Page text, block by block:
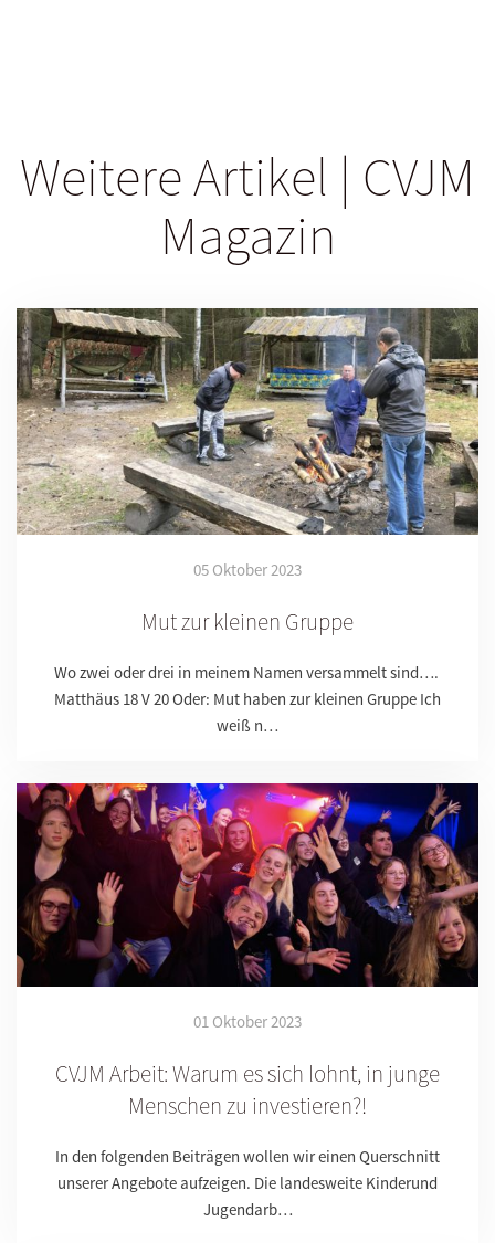
Weitere Artikel | CVJM
Magazin
05 Oktober 2023
Mut zur kleinen Gruppe
Wo zwei oder drei in meinem Namen versammelt sind….
Matthäus 18 V 20 Oder: Mut haben zur kleinen Gruppe Ich
weiß n…
01 Oktober 2023
CVJM Arbeit: Warum es sich lohnt, in junge
Menschen zu investieren?!
In den folgenden Beiträgen wollen wir einen Querschnitt
unserer Angebote aufzeigen. Die landesweite Kinderund
Jugendarb…